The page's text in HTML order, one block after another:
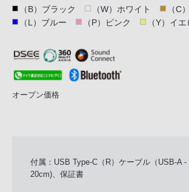
（B）ブラック （W）ホワイト
（C
（L）ブルー
（P）ピンク （Y）イ
オープン価格
付属：USB Type-C（R）ケーブル（USB-A -
20cm)、保証書